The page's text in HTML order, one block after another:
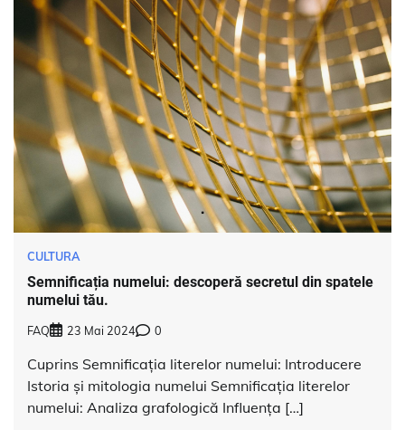
CULTURA
Semnificația numelui: descoperă secretul din spatele
numelui tău.
FAQ 23 Mai 2024 0
Cuprins Semnificația literelor numelui: Introducere
Istoria și mitologia numelui Semnificația literelor
numelui: Analiza grafologică Influența […]